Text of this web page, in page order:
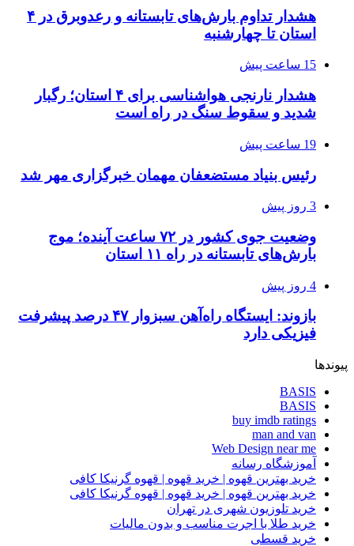
هشدار تداوم بارش‌های تابستانه و رعدوبرق در ۴
استان تا چهارشنبه
15 ساعت پیش
هشدار نارنجی هواشناسی برای ۴ استان؛ رگبار
شدید و سقوط سنگ در راه است
19 ساعت پیش
رئیس بنیاد مستضعفان مهمان خبرگزاری مهر شد
3 روز پیش
وضعیت جوی کشور در ۷۲ ساعت آینده؛ موج
بارش‌های تابستانه در راه ۱۱ استان
4 روز پیش
بازوند: ایستگاه راه‌آهن سبزوار ۴۷ درصد پیشرفت
فیزیکی دارد
پیوندها
BASIS
BASIS
buy imdb ratings
man and van
Web Design near me
آموزشگاه رسانه
خرید بهترین قهوه | خرید قهوه | قهوه گرنیکا کافی
خرید بهترین قهوه | خرید قهوه | قهوه گرنیکا کافی
خرید تلوزیون شهری در تهران
خرید طلا با اجرت مناسب و بدون مالیات
خرید قسطی